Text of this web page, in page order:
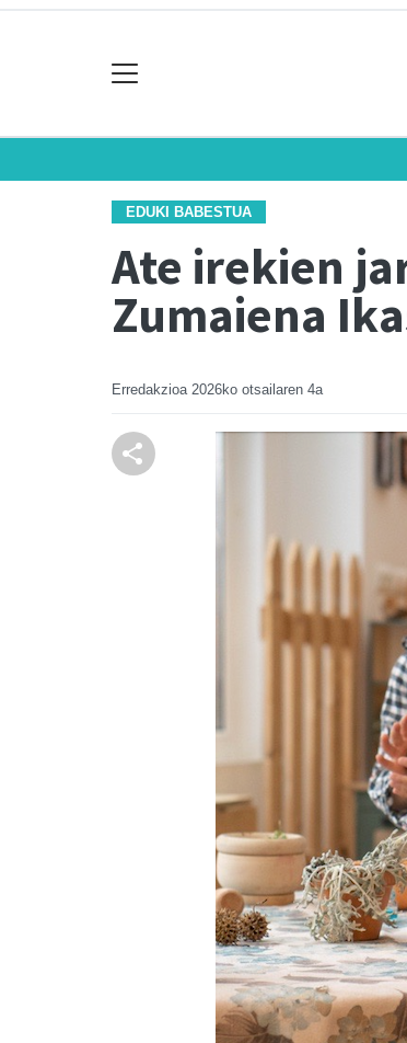
EDUKI BABESTUA
Ate irekien
Zumaiena
Erredakzioa 2026ko otsailaren 4a